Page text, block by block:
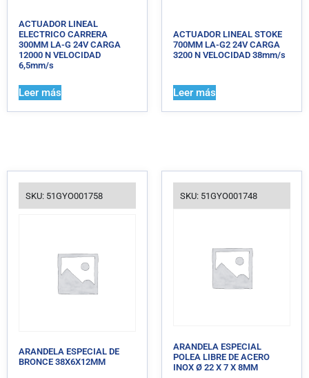
ACTUADOR LINEAL
ELECTRICO CARRERA
300MM LA-G 24V CARGA
12000 N VELOCIDAD
6,5mm/s
Leer más
ACTUADOR LINEAL STOKE
700MM LA-G2 24V CARGA
3200 N VELOCIDAD 38mm/s
Leer más
SKU: 51GYO001758
ARANDELA ESPECIAL DE
BRONCE 38X6X12MM
SKU: 51GYO001748
ARANDELA ESPECIAL
POLEA LIBRE DE ACERO
INOX Ø 22 X 7 X 8MM